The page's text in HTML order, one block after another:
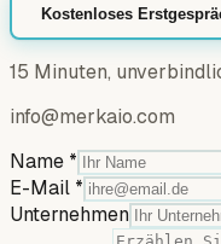
Kostenloses
15 Minuten,
info@merkaio.com
Name *
E-Mail *
Unternehmen